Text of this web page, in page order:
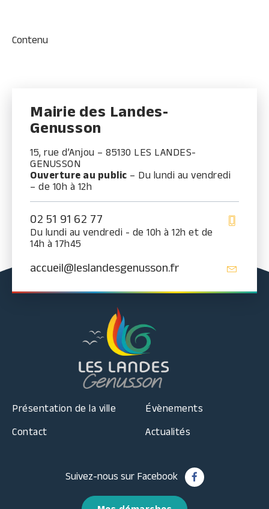
Contenu
Mairie des Landes-
Genusson
15, rue d’Anjou – 85130 LES LANDES-
GENUSSON
Ouverture au public – Du lundi au vendredi
– de 10h à 12h
02 51 91 62 77
Du lundi au vendredi - de 10h à 12h et de
14h à 17h45
accueil@leslandesgenusson.fr
Présentation de la ville
Contact
Évènements
Actualités
Suivez-nous sur Facebook